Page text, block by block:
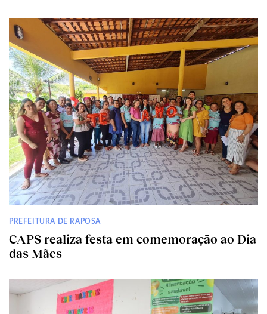
PREFEITURA DE RAPOSA
CAPS realiza festa em comemoração ao Dia
das Mães